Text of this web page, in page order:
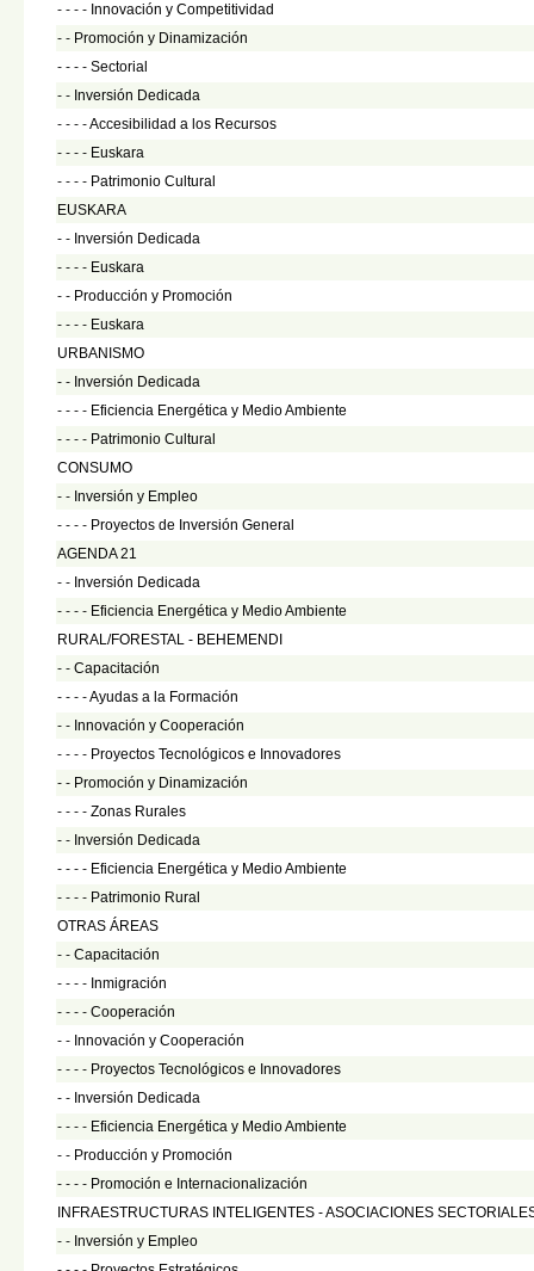
- - - - Innovación y Competitividad
- - Promoción y Dinamización
- - - - Sectorial
- - Inversión Dedicada
- - - -Accesibilidad a los Recursos
- - - - Euskara
- - - - Patrimonio Cultural
EUSKARA
- - Inversión Dedicada
- - - - Euskara
- - Producción y Promoción
- - - - Euskara
URBANISMO
- - Inversión Dedicada
- - - - Eficiencia Energética y Medio Ambiente
- - - - Patrimonio Cultural
CONSUMO
- - Inversión y Empleo
- - - - Proyectos de Inversión General
AGENDA 21
- - Inversión Dedicada
- - - - Eficiencia Energética y Medio Ambiente
RURAL/FORESTAL - BEHEMENDI
- - Capacitación
- - - -Ayudas a la Formación
- - Innovación y Cooperación
- - - - Proyectos Tecnológicos e Innovadores
- - Promoción y Dinamización
- - - - Zonas Rurales
- - Inversión Dedicada
- - - - Eficiencia Energética y Medio Ambiente
- - - - Patrimonio Rural
OTRAS ÁREAS
- - Capacitación
- - - - Inmigración
- - - - Cooperación
- - Innovación y Cooperación
- - - - Proyectos Tecnológicos e Innovadores
- - Inversión Dedicada
- - - - Eficiencia Energética y Medio Ambiente
- - Producción y Promoción
- - - - Promoción e Internacionalización
INFRAESTRUCTURAS INTELIGENTES - ASOCIACIONES
- - Inversión y Empleo